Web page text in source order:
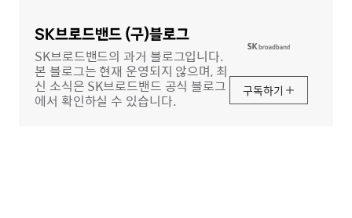
SK브로드밴드 (구)블로그
SK브로드밴드의 과거 블로그입니다.
본 블로그는 현재 운영되지 않으며, 최
신 소식은 SK브로드밴드 공식 블로그
에서 확인하실 수 있습니다.
구독하기